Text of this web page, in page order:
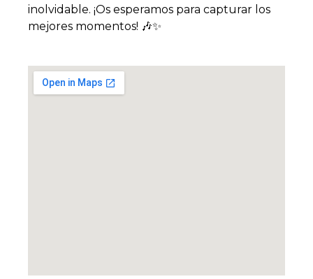
inolvidable. ¡Os esperamos para capturar los
mejores momentos! 🎶✨